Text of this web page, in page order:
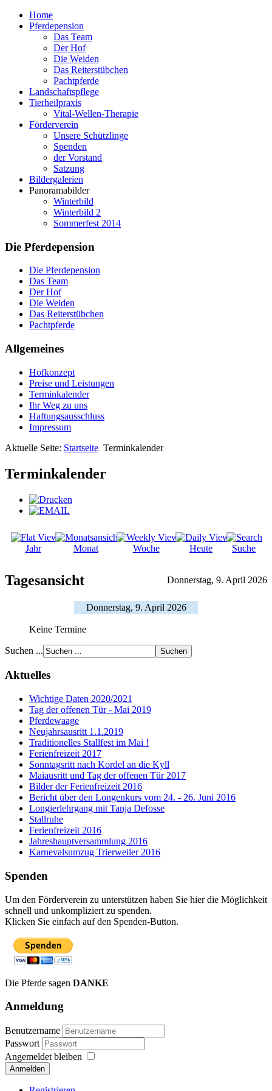
Home
Pferdepension
Das Team
Der Hof
Die Weiden
Das Reiterstübchen
Pachtpferde
Landschaftspflege
Tierheilpraxis
Vital-Wellen-Therapie
Förderverein
Unsere Schützlinge
Spenden
der Vorstand
Satzung
Bildergalerien
Panoramabilder
Winterbild
Winterbild 2
Sommerfest 2014
Die Pferdepension
Die Pferdepension
Das Team
Der Hof
Die Weiden
Das Reiterstübchen
Pachtpferde
Allgemeines
Hofkonzept
Preise und Leistungen
Terminkalender
Ihr Weg zu uns
Haftungsausschluss
Impressum
Aktuelle Seite: Startseite Terminkalender
Terminkalender
Jahr Monat Woche Heute Suche
Tagesansicht Donnerstag, 9. April 2026
Donnerstag, 9. April 2026
Keine Termine
Suchen ...
Aktuelles
Wichtige Daten 2020/2021
Tag der offenen Tür - Mai 2019
Pferdewaage
Neujahrsausritt 1.1.2019
Traditionelles Stallfest im Mai !
Ferienfreizeit 2017
Sonntagsritt nach Kordel an die Kyll
Maiausritt und Tag der offenen Tür 2017
Bilder der Ferienfreizeit 2016
Bericht über den Longenkurs vom 24. - 26. Juni 2016
Longierlehrgang mit Tanja Defosse
Stallruhe
Ferienfreizeit 2016
Jahreshauptversammlung 2016
Karnevalsumzug Trierweiler 2016
Spenden
Um den Förderverein zu unterstützen haben Sie hier die Möglichkeit
schnell und unkompliziert zu spenden.
Klicken Sie einfach auf den Spenden-Button.
Die Pferde sagen DANKE
Anmeldung
Benutzername
Passwort
Angemeldet bleiben
Anmelden